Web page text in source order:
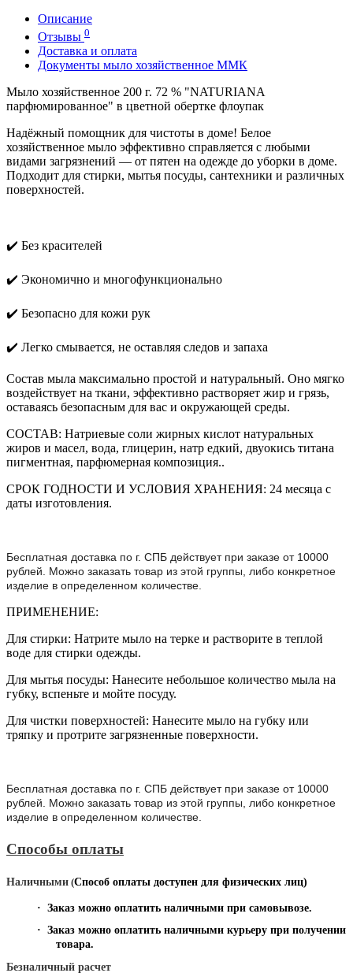
Описание
Отзывы 0
Доставка и оплата
Документы мыло хозяйственное ММК
Мыло хозяйственное 200 г. 72 % "NATURIANA
парфюмированное" в цветной обертке флоупак
Надёжный помощник для чистоты в доме! Белое
хозяйственное мыло эффективно справляется с любыми
видами загрязнений — от пятен на одежде до уборки в доме.
Подходит для стирки, мытья посуды, сантехники и различных
поверхностей.
✔️ Без красителей
✔️ Экономично и многофункционально
✔️ Безопасно для кожи рук
✔️ Легко смывается, не оставляя следов и запаха
Состав мыла максимально простой и натуральный. Оно мягко
воздействует на ткани, эффективно растворяет жир и грязь,
оставаясь безопасным для вас и окружающей среды.
СОСТАВ: Натриевые соли жирных кислот натуральных
жиров и масел, вода, глицерин, натр едкий, двуокись титана
пигментная, парфюмерная композиция..
СРОК ГОДНОСТИ И УСЛОВИЯ ХРАНЕНИЯ: 24 месяца с
даты изготовления.
Бесплатная доставка по г. СПБ действует при заказе от 10000
рублей. Можно заказать товар из этой группы, либо конкретное
изделие в определенном количестве.
ПРИМЕНЕНИЕ:
Для стирки: Натрите мыло на терке и растворите в теплой
воде для стирки одежды.
Для мытья посуды: Нанесите небольшое количество мыла на
губку, вспеньте и мойте посуду.
Для чистки поверхностей: Нанесите мыло на губку или
тряпку и протрите загрязненные поверхности.
Бесплатная доставка по г. СПБ действует при заказе от 10000
рублей. Можно заказать товар из этой группы, либо конкретное
изделие в определенном количестве.
Способы оплаты
Наличными (Способ оплаты доступен для физических лиц)
· Заказ можно оплатить наличными при самовывозе.
· Заказ можно оплатить наличными курьеру при получении
товара.
Безналичный расчет